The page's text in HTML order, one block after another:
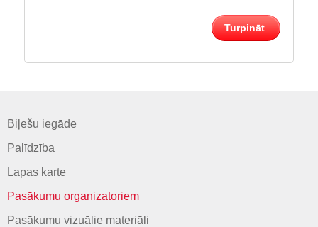
Turpināt
Biļešu iegāde
Palīdzība
Lapas karte
Pasākumu organizatoriem
Pasākumu vizuālie materiāli